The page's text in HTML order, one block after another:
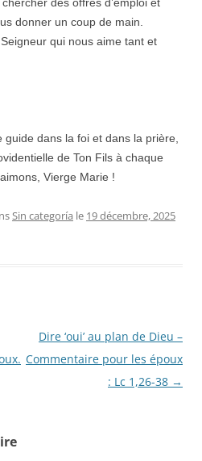
donner un coup de main.
qui nous aime tant et
dans la foi et dans la prière,
de Ton Fils à chaque
Vierge Marie !
Sin categoría le 19 décembre, 2025
Dire ‘oui’ au plan de Dieu –
Commentaire pour les époux
: Lc 1,26-38 →